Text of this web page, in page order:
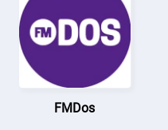
FMDos